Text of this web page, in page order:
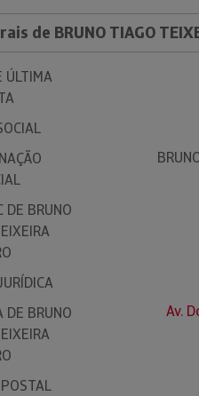
de BRUNO TIAGO
ÚLTIMA
DE BRUNO
DE BRUNO
Av.